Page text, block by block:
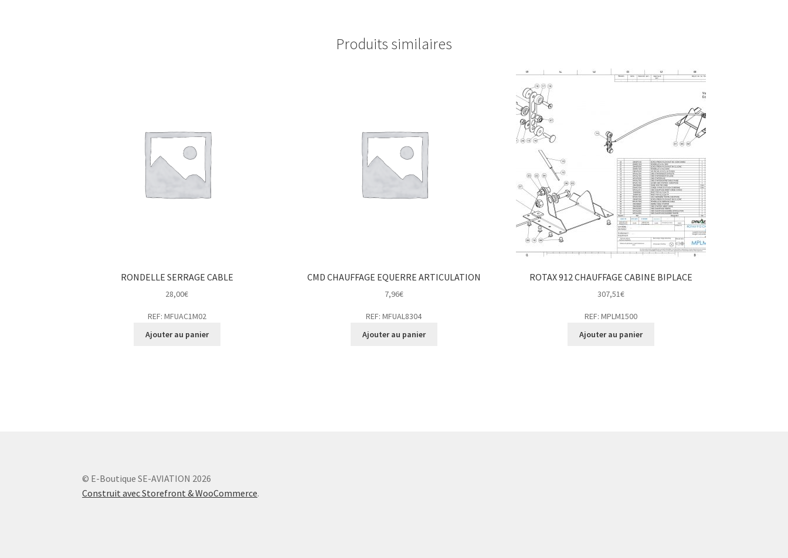
Produits similaires
RONDELLE SERRAGE CABLE
28,00€
REF: MFUAC1M02
Ajouter au panier
CMD CHAUFFAGE EQUERRE ARTICULATION
7,96€
REF: MFUAL8304
Ajouter au panier
ROTAX 912 CHAUFFAGE CABINE BIPLACE
307,51€
REF: MPLM1500
Ajouter au panier
© E-Boutique SE-AVIATION 2026
Construit avec Storefront & WooCommerce.